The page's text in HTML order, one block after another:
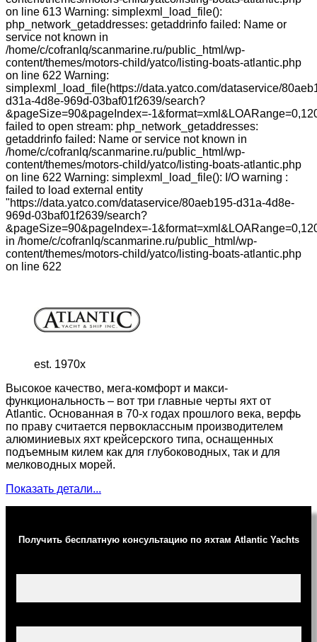
on line 613 Warning: simplexml_load_file():
php_network_getaddresses: getaddrinfo failed: Name or
service not known in
/home/c/cofranlq/scanmarine.ru/public_html/wp-
content/themes/motors-child/yatco/listing-boats-atlantic.php
on line 622 Warning:
simplexml_load_file(https://data.yatco.com/dataservice/
d31a-4d8e-969d-03baf01f2639/search?
&pageSize=90&pageIndex=-
failed to open stream: php_network_getaddresses:
getaddrinfo failed: Name or service not known in
/home/c/cofranlq/scanmarine.ru/public_html/wp-
content/themes/motors-child/yatco/listing-boats-atlantic.php
on line 622 Warning: simplexml_load_file(): I/O warning :
failed to load external entity
"https://data.yatco.com/dataservice/80aeb195-d31a-4d8e-
969d-03baf01f2639/search?
&pageSize=90&pageIndex=-
in /home/c/cofranlq/scanmarine.ru/public_html/wp-
content/themes/motors-child/yatco/listing-boats-atlantic.php
on line 622
est. 1970x
Высокое качество, мега-комфорт и макси-
функциональность – вот три главные черты яхт от
Atlantic. Основанная в 70-х годах прошлого века, верфь
по праву считается первоклассным производителем
алюминиевых яхт крейсерского типа, оснащенных
подъемным килем как для глубоководных, так и для
мелководных морей.
Показать детали...
Получить бесплатную консультацию по яхтам Atlantic Yachts